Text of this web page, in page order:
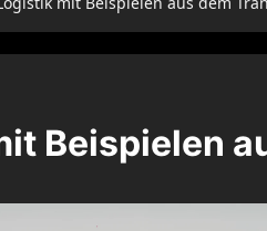
Beispielen